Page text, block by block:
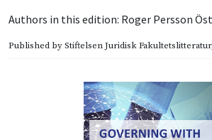
Authors in this edition: Roger Persson
Published byStiftelsen Juridisk Fakultetslitteratur